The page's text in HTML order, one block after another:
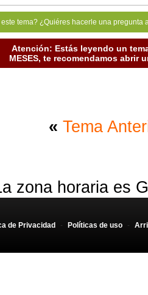
tema? ¿Quiéres hacerle una
Atención: Estás leyendo un
MESES, te recomendamos abrir
« Tema
zona horaria es
de Privacidad - Políticas de uso -